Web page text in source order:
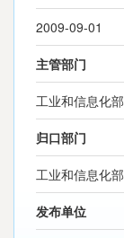
2009-09-01
主管部门
工业和信息化部
归口部门
工业和信息化部
发布单位